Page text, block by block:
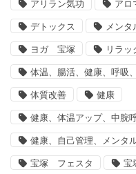
アリラン気功 アロ
デトックス メンタ
ヨガ 宝塚 リラッ
体温、腸活、健康、呼吸
体質改善 健康
健康、体温アップ、中脘
健康、自己管理、メンタ
宝塚 フェスタ 宝